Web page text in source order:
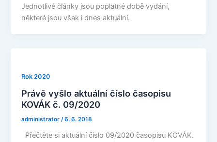
Jednotlivé články jsou poplatné době vydání,
některé jsou však i dnes aktuální.
Rok 2020
Právě vyšlo aktuální číslo časopisu
KOVÁK č. 09/2020
administrator /6. 6. 2018
Přečtěte si aktuální číslo 09/2020 časopisu KOVÁK.